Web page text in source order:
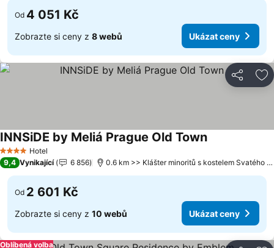
Od 4 051 Kč
Zobrazte si ceny z 8 webů Ukázat ceny
Sdílet
4 Počet hvězdiček
Hotel
INNSiDE by Meliá Prague Old Town
9,4 Vynikající 6 856 0.6 km >> Klášter minoritů s kostelem Svatého Jakuba Většího
Od 2 601 Kč
Zobrazte si ceny z 10 webů Ukázat ceny
Oblíbená volba